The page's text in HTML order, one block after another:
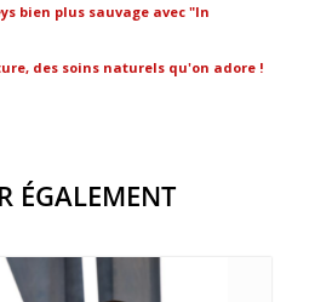
bien plus sauvage avec "In
des soins naturels qu'on adore !
ÉGALEMENT